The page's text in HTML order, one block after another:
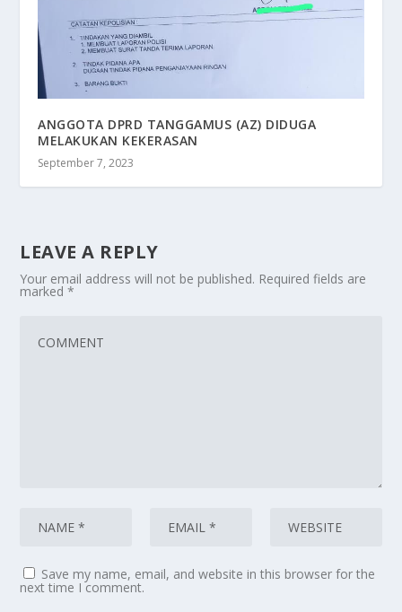
ANGGOTA DPRD TANGGAMUS (AZ) DIDUGA
MELAKUKAN KEKERASAN
September 7, 2023
LEAVE A REPLY
Your email address will not be published. Required fields are
marked*
Save my name, email, and website in this browser for the
next time I comment.